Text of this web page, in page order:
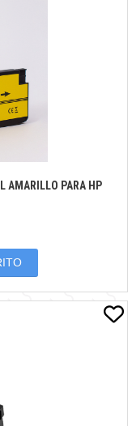
AMARILLO PARA HP